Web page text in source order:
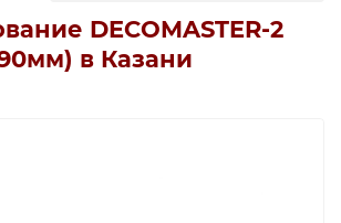
DECOMASTER-2
в Казани